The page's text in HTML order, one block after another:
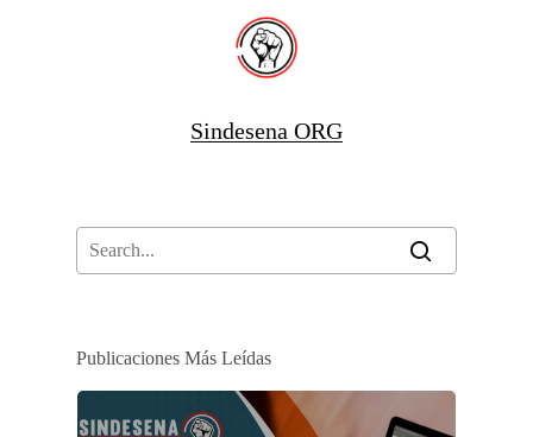
Sindesena ORG
Publicaciones Más Leídas